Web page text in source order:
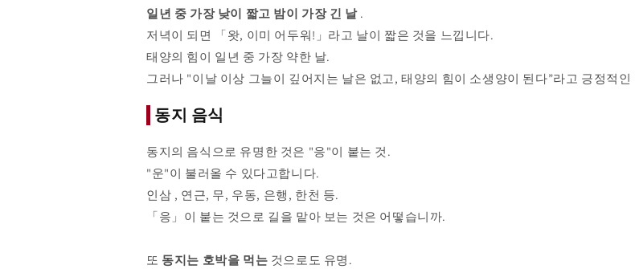
일년 중 가장 낮이 짧고 밤이 가장 긴 날.
저녁이 되면 「왓, 이미 어두워!」라고 날이 짧은 것을 느낍니다.
태양의 힘이 일년 중 가장 약한 날.
그러나 "이날 이상 그늘이 깊어지는 날은 없고, 태양의 힘이 소생양이 된다”라고 긍정적
동지 음식
동지의 음식으로 유명한 것은 "응"이 붙는 것.
"운"이 불러올 수 있다고합니다.
인삼 , 연근, 무, 우동, 은행, 한천 등.
「응」이 붙는 것으로 길을 맡아 보는 것은 어떻습니까.
또 동지는 호박을 먹는 것으로도 유명.